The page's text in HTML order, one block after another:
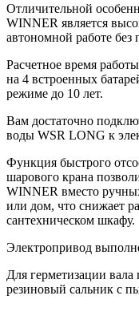
Отличительной
WINNER является
автономной работе без
Расчетное время
на 4 встроенных
режиме до 10 лет.
Вам достаточно
воды WSR LONG к
Функция быстрого
шарового крана
WINNER вместо
или дом, что снижает
сантехническом шкафу.
Электропривод
Для герметизации
резиновый сальник с